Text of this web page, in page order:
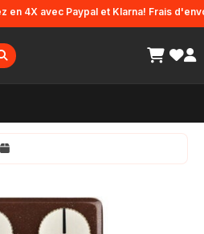
4X avec Paypal et Klarna! Frais